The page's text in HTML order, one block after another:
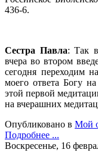
436-6.
Сестра Павла: Так
вчера во втором
сегодня переходим
моего ответа Богу
этой первой
на вчерашних
Опубликовано в Мой
Подробнее ...
Воскресенье, 16